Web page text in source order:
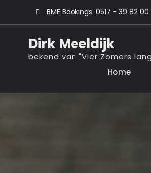
BME Bookings: 0517 - 39 82 00
Dirk Meeldijk
bekend van "Vier Zomers
Home